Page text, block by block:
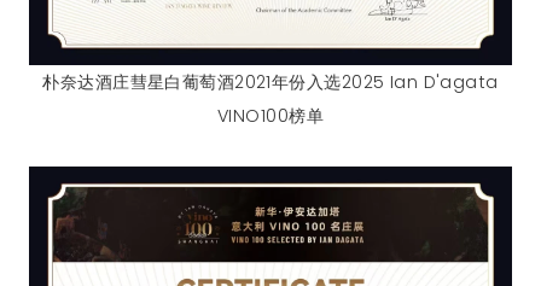
朴奈达酒庄彗星白葡萄酒2021年份入选2025 Ian D'agata
VINO100榜单